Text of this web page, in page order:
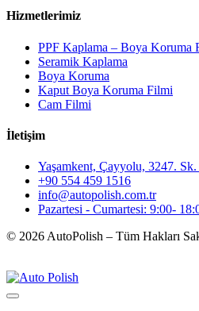
Hizmetlerimiz
PPF Kaplama – Boya Koruma
Seramik Kaplama
Boya Koruma
Kaput Boya Koruma Filmi
Cam Filmi
İletişim
Yaşamkent, Çayyolu, 3247.
+90 554 459 1516
info@autopolish.com.tr
Pazartesi - Cumartesi: 9:00-
© 2026 AutoPolish – Tüm Hakları